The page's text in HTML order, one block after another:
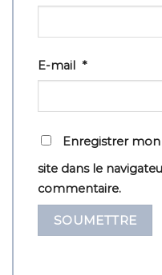
E-mail *
Enregistrer
site dans le
commentaire.